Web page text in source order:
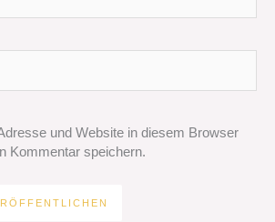
und Website in diesem Browser
Kommentar speichern.